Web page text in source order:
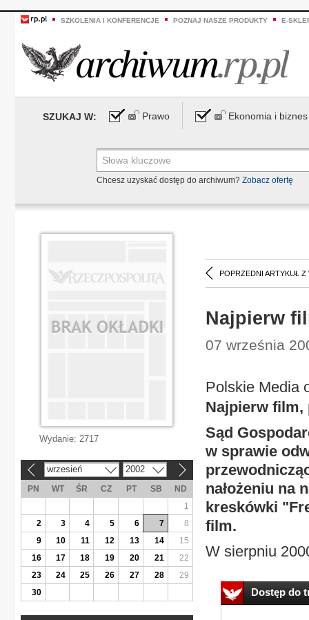
SZKOLENIA I KONFERENCJE POZNAJ NASZE PRODUKTY E-
SZUKAJ W: Prawo Ekonomia i biznes
Chcesz uzyskać dostęp do archiwum? Zobacz ofertę
POPRZEDNI ARTYKUŁ Z
Najpierw
07 września
Polskie Media
Najpierw film,
Sąd
w sprawie
nałożeniu na
kreskówki
film.
W sierpniu
Dostęp do
Wydanie: 2717
wrzesień 2002
PN WT ŚR CZ PT SB
ND
1
2
3 4 5 6 7
8
9
10 11 12 13 14
15
16
17 18 19 20 21
22
23
24 25 26 27 28
29
30